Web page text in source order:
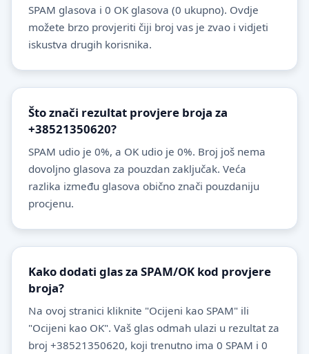
SPAM glasova i 0 OK glasova (0 ukupno). Ovdje
možete brzo provjeriti čiji broj vas je zvao i vidjeti
iskustva drugih korisnika.
Što znači rezultat provjere broja za
+38521350620?
SPAM udio je 0%, a OK udio je 0%. Broj još nema
dovoljno glasova za pouzdan zaključak. Veća
razlika između glasova obično znači pouzdaniju
procjenu.
Kako dodati glas za SPAM/OK kod provjere
broja?
Na ovoj stranici kliknite "Ocijeni kao SPAM" ili
"Ocijeni kao OK". Vaš glas odmah ulazi u rezultat za
broj +38521350620, koji trenutno ima 0 SPAM i 0